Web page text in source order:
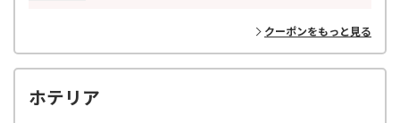
クーポンをもっと見る
ホテリア